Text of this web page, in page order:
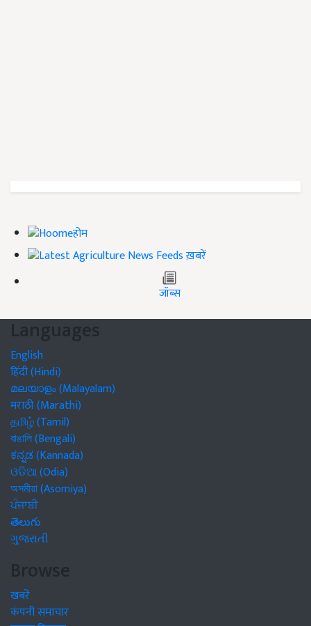
होम
ख़बरें
जॉब्स
Languages
English
हिंदी (Hindi)
മലയാളം (Malayalam)
मराठी (Marathi)
தமிழ் (Tamil)
বাঙালি (Bengali)
ಕನ್ನಡ (Kannada)
ଓଡିଆ (Odia)
অসমীয়া (Asomiya)
ਪੰਜਾਬੀ
తెలుగు
ગુજરાતી
Browse
खबरें
कंपनी समाचार